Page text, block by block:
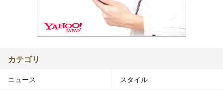
カテゴリ
ニュース スタイル